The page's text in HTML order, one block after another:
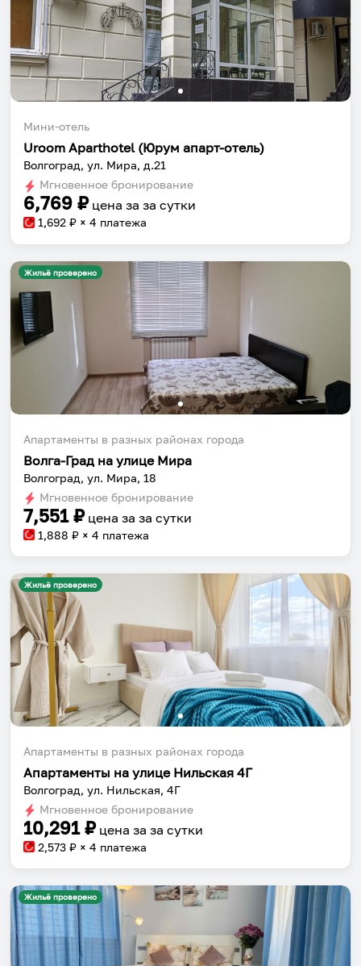
Мини-отель
Uroom Aparthotel (Юрум апарт-отель)
Волгоград, ул. Мира, д.21
Мгновенное бронирование
6,769 ₽ цена за за сутки
1,692 ₽ × 4 платежа
Жильё проверено
Апартаменты в разных районах города
Волга-Град на улице Мира
Волгоград, ул. Мира, 18
Мгновенное бронирование
7,551₽ цена за за сутки
1,888 ₽ × 4 платежа
Жильё проверено
Апартаменты в разных районах города
Апартаменты на улице Нильская 4Г
Волгоград, ул. Нильская, 4Г
Мгновенное бронирование
10,291₽ цена за за сутки
2,573 ₽ × 4 платежа
Жильё проверено